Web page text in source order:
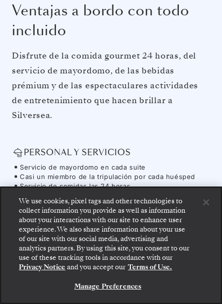
Ventajas a bordo con todo
incluido
Disfrute de la comida gourmet 24 horas, del
servicio de mayordomo, de las bebidas
prémium y de las espectaculares actividades
de entretenimiento que hacen brillar a
Silversea.
PERSONAL Y SERVICIOS
Servicio de mayordomo en cada suite
Casi un miembro de la tripulación por cada huésped
Servicio de comidas las 24 horas
requiera el destino
Tasas y gastos portuarios
OCIO A BORDO
Variedad de restaurants, estilos diversos, mesas sin
asientos asignados
Servicio ilimitado de champán, licores y hasta 50 vinos
de la bodega de Silversea
Enriquecedoras charlas y entretenimiento a bordo
Suba a bordo: elija su suite y revise las tarifas y los
servicios incluidos antes de confirmar de forma
segura su viaje con Silversea.
RESERVE SU SUITE
We use cookies, pixel tags and other technologies to
collect information you provide as well as information
about your interactions with our site to enhance user
experience. We also share information about your use
of our site with our social media, advertising and
analytics partners. By using this site, you consent to our
use of these tracking tools in accordance with our
Privacy Notice and you accept our Terms of Use.
Manage Preferences